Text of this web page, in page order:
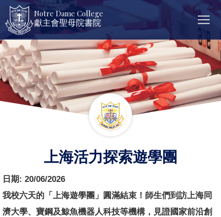
Notre Dame College
獻主會聖母院書院
上海活力探索遊學團
日期: 20/06/2026
我校六天的「上海遊學團」圓滿結束！師生們到訪上海同
濟大學、寶鋼及鯨魚機器人科技等機構，見證國家前沿創